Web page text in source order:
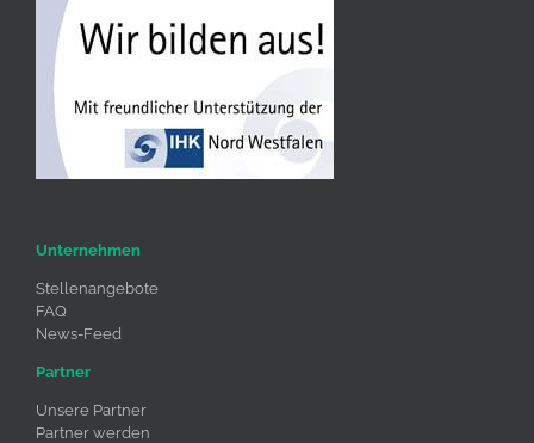
Unternehmen
Stellenangebote
FAQ
News-Feed
Partner
Unsere Partner
Partner werden